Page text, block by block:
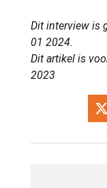
Dit interview is
01 2024.
Dit artikel is
2023